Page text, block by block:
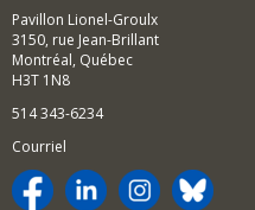
Pavillon Lionel-Groulx
3150, rue Jean-Brillant
Montréal, Québec
H3T 1N8
514 343-6234
Courriel